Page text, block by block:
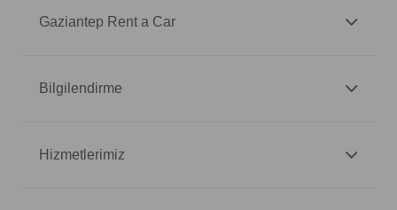
Gaziantep Rent a Car
Bilgilendirme
Hizmetlerimiz